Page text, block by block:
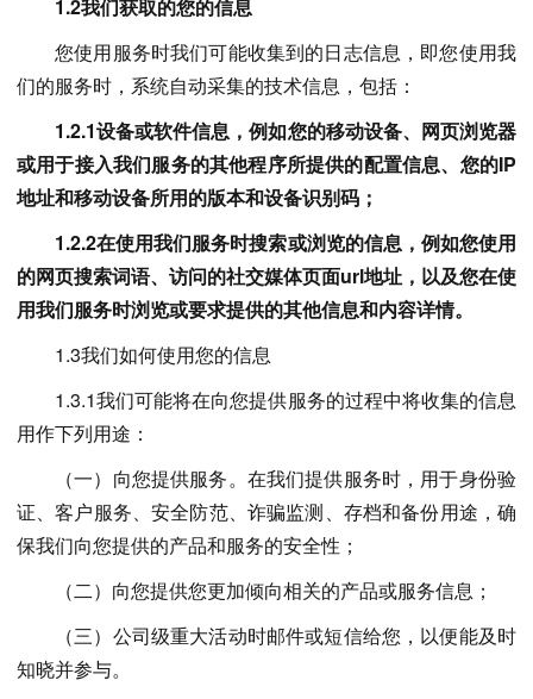
1.2我们获取的您的信息
您使用服务时我们可能收集到的日志信息，即您使用我
们的服务时，系统自动采集的技术信息，包括：
1.2.1设备或软件信息，例如您的移动设备、网页浏览器
或用于接入我们服务的其他程序所提供的配置信息、您的IP
地址和移动设备所用的版本和设备识别码；
1.2.2在使用我们服务时搜索或浏览的信息，例如您使用
的网页搜索词语、访问的社交媒体页面url地址，以及您在使
用我们服务时浏览或要求提供的其他信息和内容详情。
1.3我们如何使用您的信息
1.3.1我们可能将在向您提供服务的过程中将收集的信息
用作下列用途：
（一）向您提供服务。在我们提供服务时，用于身份验
证、客户服务、安全防范、诈骗监测、存档和备份用途，确
保我们向您提供的产品和服务的安全性；
（二）向您提供您更加倾向相关的产品或服务信息；
（三）公司级重大活动时邮件或短信给您，以便能及时
知晓并参与。